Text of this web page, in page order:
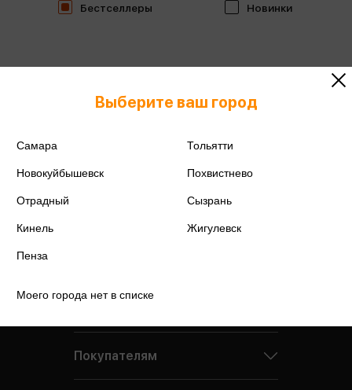
Бестселлеры Новинки
Выберите ваш город
Самара Тольятти
Новокуйбышевск Похвистнево
Отрадный Сызрань
Кинель Жигулевск
Пенза
Моего города нет в списке
Покупателям